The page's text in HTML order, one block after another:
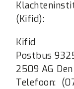
(Kifid):
Kifid
Postbus
2509 AG
Telefoon: